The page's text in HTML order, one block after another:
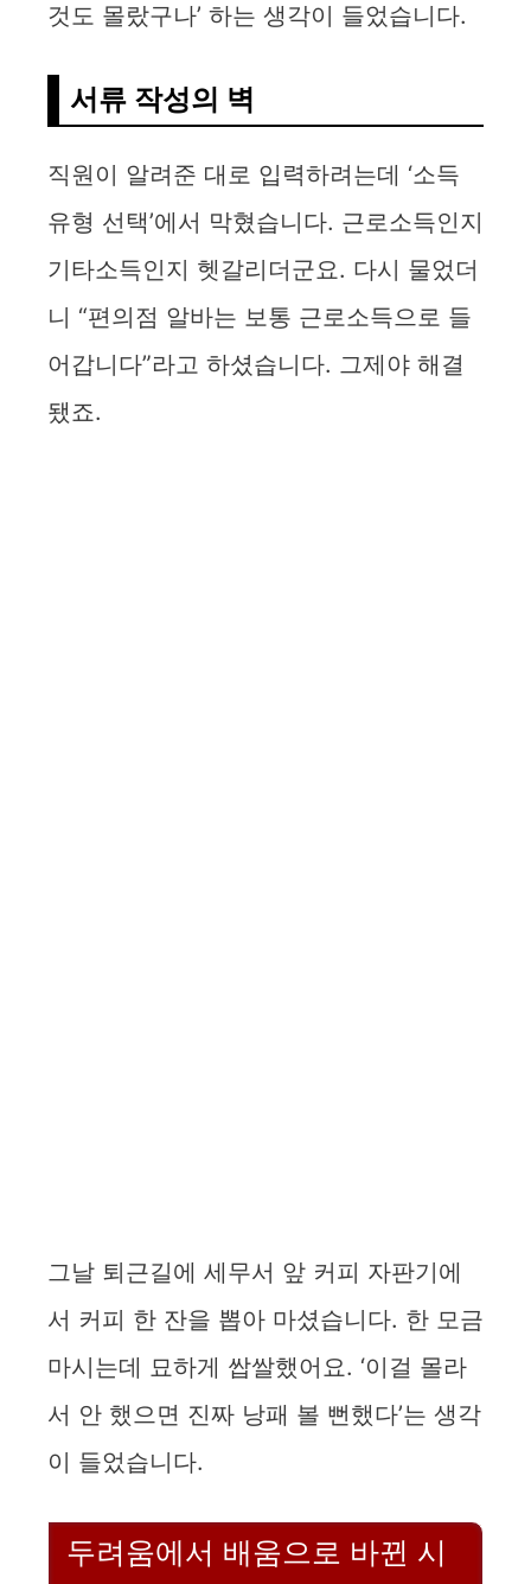
것도 몰랐구나’ 하는 생각이 들었습니다.
서류 작성의 벽
직원이 알려준 대로 입력하려는데 ‘소득
유형 선택’에서 막혔습니다. 근로소득인지
기타소득인지 헷갈리더군요. 다시 물었더
니 “편의점 알바는 보통 근로소득으로 들
어갑니다”라고 하셨습니다. 그제야 해결
됐죠.
그날 퇴근길에 세무서 앞 커피 자판기에
서 커피 한 잔을 뽑아 마셨습니다. 한 모금
마시는데 묘하게 쌉쌀했어요. ‘이걸 몰라
서 안 했으면 진짜 낭패 볼 뻔했다’는 생각
이 들었습니다.
두려움에서 배움으로 바뀐 시